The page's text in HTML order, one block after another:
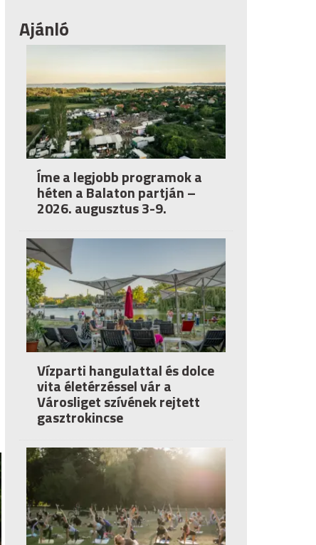
Ajánló
Íme a legjobb programok a
héten a Balaton partján –
2026. augusztus 3-9.
Vízparti hangulattal és dolce
vita életérzéssel vár a
Városliget szívének rejtett
gasztrokincse